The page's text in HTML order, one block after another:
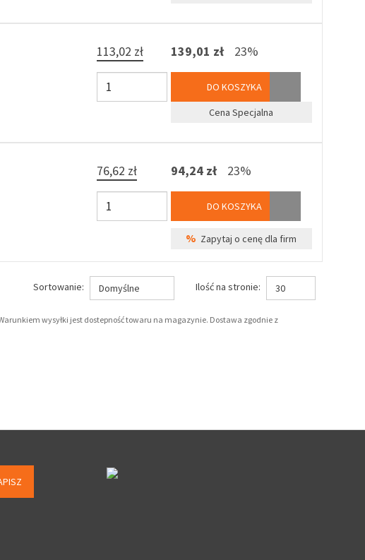
113,02 zł 139,01 zł 23%
DO KOSZYKA
Cena Specjalna
76,62 zł 94,24 zł 23%
DO KOSZYKA
% Zapytaj o cenę dla firm
Sortowanie: Domyślne Ilość na stronie: 30
wysyłki jest dostepność towaru na magazynie. Dostawa zgodnie z